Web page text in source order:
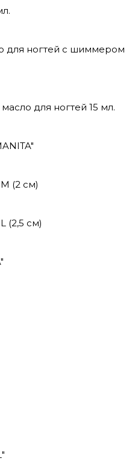
для ногтей с шиммером
для ногтей 15 мл.
(2 см)
(2,5 см)